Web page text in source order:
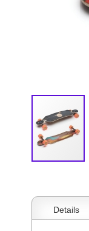
beginningDetails